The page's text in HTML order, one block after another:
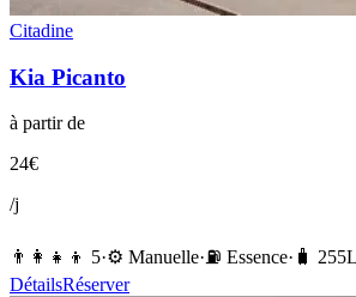
Citadine
Kia Picanto
à partir de
24€
/j
👨‍👩‍👧‍👦 5·⚙️ Manuelle·⛽️ Essence· 🧳 255L
DétailsRéserver